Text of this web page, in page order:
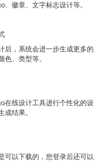
徽章、文字标志设计等。
后，系统会进一步生成更多的
、类型等。
在线设计工具进行个性化的设
结果。
可以下载的，您登录后还可以